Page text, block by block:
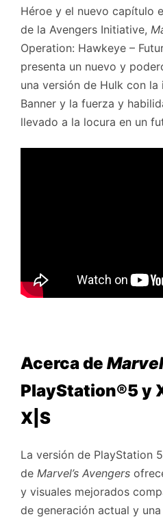
Héroe y el nuevo capítulo
de la Avengers Initiative,
Operation: Hawkeye –
presenta un nuevo y
una versión de Hulk con
Banner y la fuerza y
llevado a la locura en un
Acerca de
PlayStation®5 y
X|S
La versión de PlayStation
de Marvel’s Avengers
y visuales mejorados
de generación actual y